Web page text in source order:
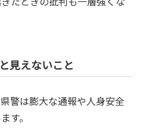
見えないこと
警は膨大な通報や人身安全
す。